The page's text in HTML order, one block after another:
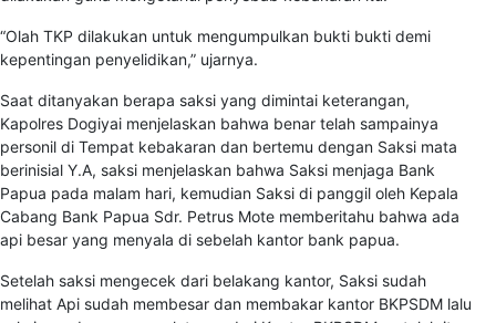
“Olah TKP dilakukan untuk mengumpulkan bukti bukti demi
kepentingan penyelidikan,” ujarnya.
Saat ditanyakan berapa saksi yang dimintai keterangan,
Kapolres Dogiyai menjelaskan bahwa benar telah sampainya
personil di Tempat kebakaran dan bertemu dengan Saksi mata
berinisial Y.A, saksi menjelaskan bahwa Saksi menjaga Bank
Papua pada malam hari, kemudian Saksi di panggil oleh Kepala
Cabang Bank Papua Sdr. Petrus Mote memberitahu bahwa ada
api besar yang menyala di sebelah kantor bank papua.
Setelah saksi mengecek dari belakang kantor, Saksi sudah
melihat Api sudah membesar dan membakar kantor BKPSDM lalu